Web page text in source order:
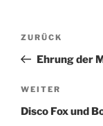
Vorheriger
Beitrag
ZURÜCK
Ehrung der
Nächster
Beitrag
WEITER
Disco Fox und